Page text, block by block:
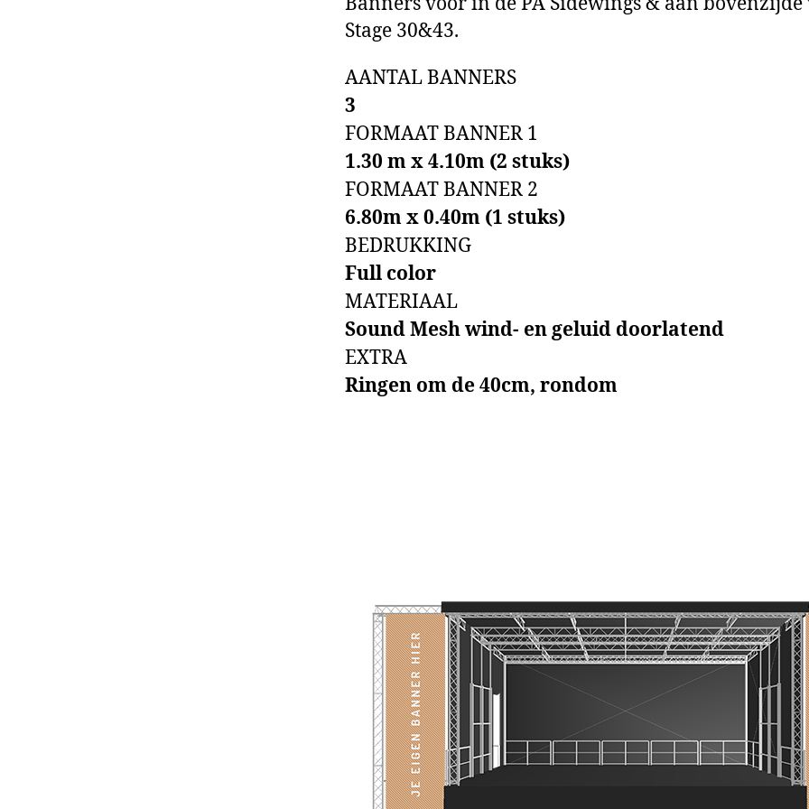
Stage 30&43.
AANTAL BANNERS
3
FORMAAT BANNER 1
1.30 m x 4.10m (2 stuks)
FORMAAT BANNER 2
6.80m x 0.40m (1 stuks)
BEDRUKKING
Full color
MATERIAAL
Sound Mesh wind- en geluid doorlatend
EXTRA
Ringen om de 40cm, rondom